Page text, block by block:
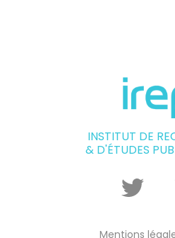
INSTITUT DE
& D'ÉTUDES
Twitter
Mentions